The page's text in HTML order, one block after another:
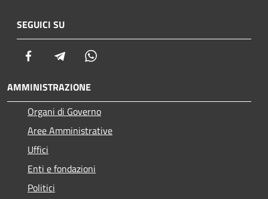
SEGUICI SU
Facebook Telegram
AMMINISTRAZIONE
Organi di Governo
Aree Amministrative
Uffici
Enti e fondazioni
Politici